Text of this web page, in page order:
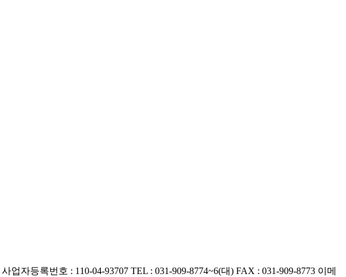
사업자등록번호 : 110-04-93707 TEL : 031-909-8774~6(대) FAX : 031-909-8773 이메